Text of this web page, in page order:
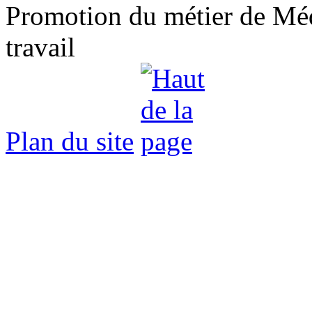
Promotion du métier de
travail
Plan du site